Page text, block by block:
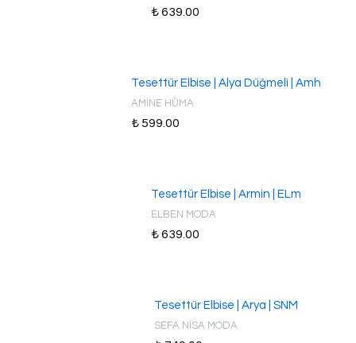
₺ 639.00
Tesettür Elbise | Alya Düğmeli | Amh
AMİNE HÜMA
₺ 599.00
Tesettür Elbise | Armin | ELm
ELBEN MODA
₺ 639.00
Tesettür Elbise | Arya | SNM
SEFA NİSA MODA